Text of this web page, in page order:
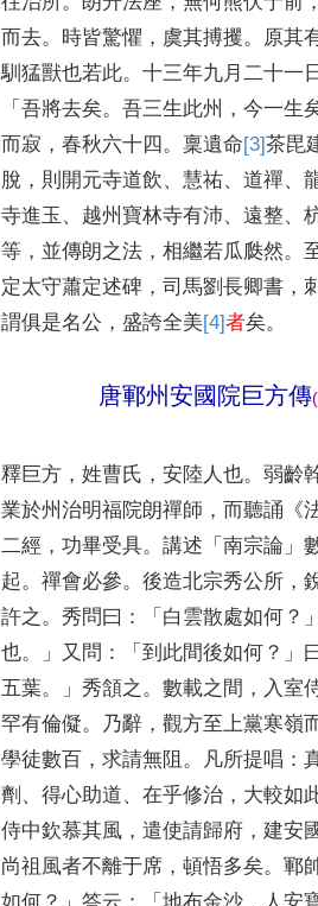
而去。 時皆驚懼 ， 虞其搏攫。
原其
馴猛獸也若此。十三年九月二十一
「吾將去矣。吾三生此州 ，今一生
而寂 ，春秋六十四。稟遺命[3]茶毘
脫 ， 則開元寺道飲、慧祐、道禪、
寺進玉 、 越州寶林寺有沛、遠整、
等 ， 並傳朗之法 ，相繼若瓜瓞然。
定太守蕭定述碑 ，司馬劉長卿書 ，
謂俱是名公 ，盛誇全美[4]者矣。
唐鄆州安國院巨方傳(
釋巨方 ，姓曹氏 ，安陸人也。弱齡
業於州治明福院朗禪師 ，而聽誦 《
二經 ，功畢受具。講述 「南宗論 」
起。禪會必參。後造北宗秀公所 ，
許之。秀問曰 ：「 白雲散處如何 ？
也。」 又問 ：「到此間後如何 ？」
五葉。」秀頷之。數載之間 ， 入室
罕有倫儗。 乃辭 ，觀方至上黨寒嶺
學徒數百 ，求請無阻 。 凡所提唱 ：
劑 、得心助道、在乎修治 ， 大較如
侍中欽慕其風 ，遣使請歸府 ，建安
尚祖風者不離于席 ，頓悟多矣。鄆